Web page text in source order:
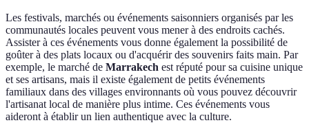
Les festivals, marchés ou événements saisonniers organisés par les
communautés locales peuvent vous mener à des endroits cachés.
Assister à ces événements vous donne également la possibilité de
goûter à des plats locaux ou d'acquérir des souvenirs faits main. Par
exemple, le marché de Marrakech est réputé pour sa cuisine unique
et ses artisans, mais il existe également de petits événements
familiaux dans des villages environnants où vous pouvez découvrir
l'artisanat local de manière plus intime. Ces événements vous
aideront à établir un lien authentique avec la culture.